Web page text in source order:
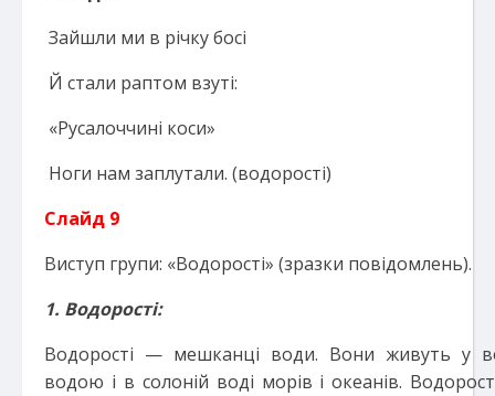
Зайшли ми в річку босі
Й стали раптом взуті:
«Русалоччині коси»
Ноги нам заплутали. (водорості)
Слайд 9
Виступ групи: «Водорості» (зразки повідомлень).
1. Водорості:
Водорості — мешканці води. Вони живуть у
водою і в солоній воді морів і океанів.